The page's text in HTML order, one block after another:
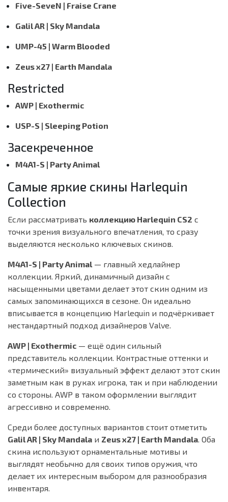
Five-SeveN | Fraise Crane
Galil AR | Sky Mandala
UMP-45 | Warm Blooded
Zeus x27 | Earth Mandala
Restricted
AWP | Exothermic
USP-S | Sleeping Potion
Засекреченное
M4A1-S | Party Animal
Самые яркие скины Harlequin
Collection
Если рассматривать коллекцию Harlequin CS2 с
точки зрения визуального впечатления, то сразу
выделяются несколько ключевых скинов.
M4A1-S | Party Animal — главный хедлайнер
коллекции. Яркий, динамичный дизайн с
насыщенными цветами делает этот скин одним из
самых запоминающихся в сезоне. Он идеально
вписывается в концепцию Harlequin и подчёркивает
нестандартный подход дизайнеров Valve.
AWP | Exothermic — ещё один сильный
представитель коллекции. Контрастные оттенки и
«термический» визуальный эффект делают этот скин
заметным как в руках игрока, так и при наблюдении
со стороны. AWP в таком оформлении выглядит
агрессивно и современно.
Среди более доступных вариантов стоит отметить
Galil AR | Sky Mandala и Zeus x27 | Earth Mandala. Оба
скина используют орнаментальные мотивы и
выглядят необычно для своих типов оружия, что
делает их интересным выбором для разнообразия
инвентаря.